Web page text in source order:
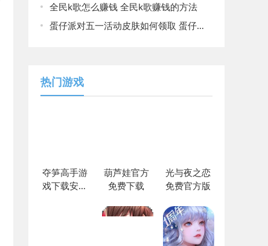
全民k歌怎么赚钱 全民k歌赚钱的方法
蛋仔派对五一活动皮肤如何领取 蛋仔派对五一活动皮肤领取教程
热门游戏
夺笋高手游
戏下载安装
葫芦娃官方
免费下载
光与夜之恋
免费官方版